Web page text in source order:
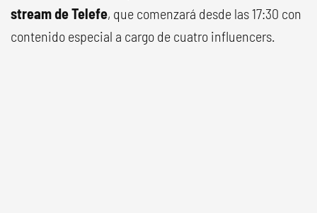
stream de Telefe, que comenzará desde las 17:30 con
contenido especial a cargo de cuatro influencers.